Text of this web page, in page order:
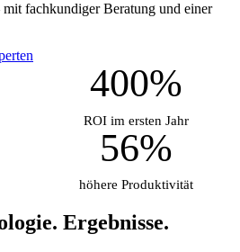
mit fachkundiger Beratung und einer
400%
ROI im ersten Jahr
56%
höhere Produktivität
Ergebnisse.